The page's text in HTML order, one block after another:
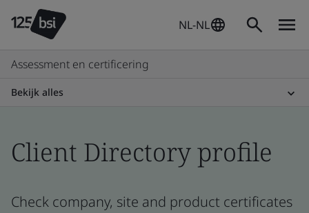
NL-NL
Assessment en certificering
Bekijk alles
Client Directory profile
Check company, site and product certificates